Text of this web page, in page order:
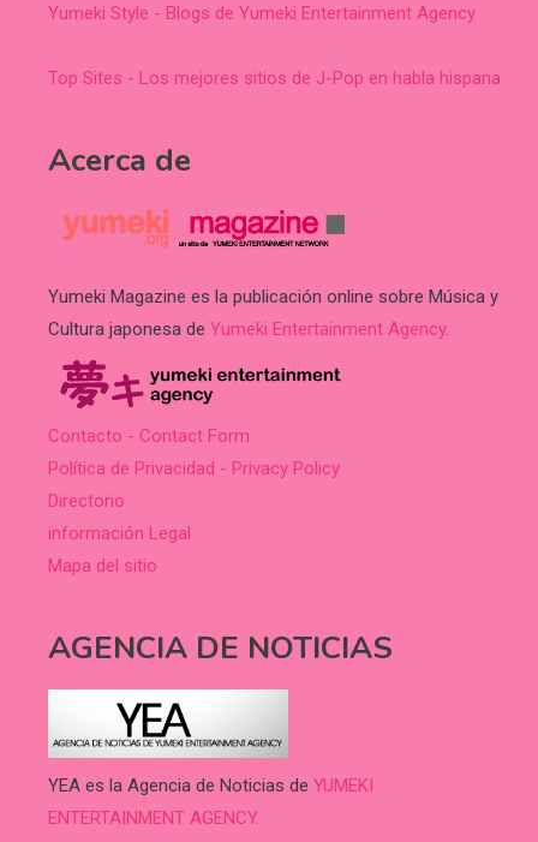
Yumeki Style - Blogs de Yumeki Entertainment Agency
Top Sites - Los mejores sitios de J-Pop en habla hispana
Acerca de
Yumeki Magazine es la publicación online sobre Música y
Cultura japonesa de Yumeki Entertainment Agency.
Contacto - Contact Form
Política de Privacidad - Privacy Policy
Directorio
información Legal
Mapa del sitio
AGENCIA DE NOTICIAS
YEA es la Agencia de Noticias de YUMEKI
ENTERTAINMENT AGENCY.